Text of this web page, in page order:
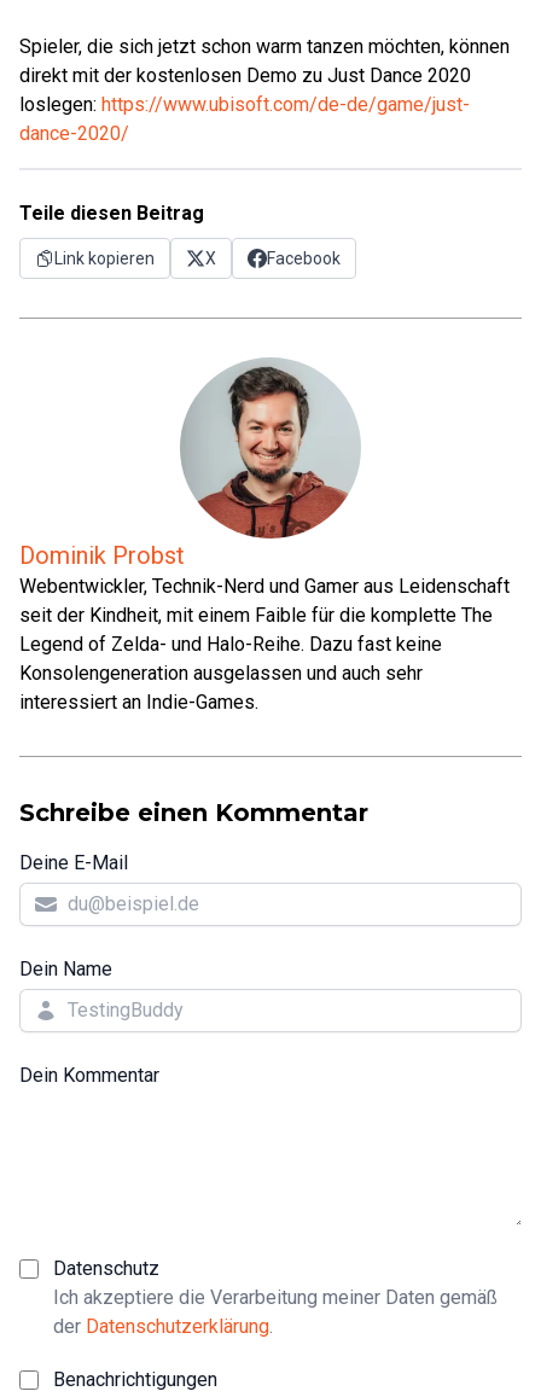
Spieler, die sich jetzt schon warm tanzen möchten, können
direkt mit der kostenlosen Demo zu Just Dance 2020
loslegen: https://www.ubisoft.com/de-de/game/just-
dance-2020/
Teile diesen Beitrag
Link kopieren X Facebook
Dominik Probst
Webentwickler, Technik-Nerd und Gamer aus Leidenschaft
seit der Kindheit, mit einem Faible für die komplette The
Legend of Zelda- und Halo-Reihe. Dazu fast keine
Konsolengeneration ausgelassen und auch sehr
interessiert an Indie-Games.
Schreibe einen Kommentar
Deine E-Mail
Dein Name
Dein Kommentar
Datenschutz
Ich akzeptiere die Verarbeitung meiner Daten gemäß
der Datenschutzerklärung.
Benachrichtigungen